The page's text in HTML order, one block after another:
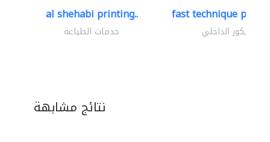
al shehabi printing..
خدمات الطباعة
fast technique pre-
الديكور الداخلي
نتائج مشابهة